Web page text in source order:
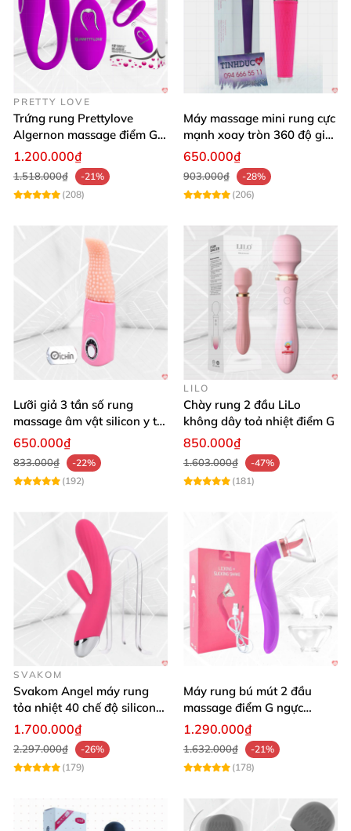
PRETTY LOVE
Trứng rung Prettylove
Algernon massage điểm G
12 chế độ
1.200.000₫
1.518.000₫
-21%
(208)
Máy massage mini rung cực
mạnh xoay tròn 360 độ giá
rẻ chất lượng
650.000₫
903.000₫
-28%
(206)
Lưỡi giả 3 tần số rung
massage âm vật silicon y tế
an toàn
650.000₫
833.000₫
-22%
(192)
LILO
Chày rung 2 đầu LiLo
không dây toả nhiệt điểm G
850.000₫
1.603.000₫
-47%
(181)
SVAKOM
Svakom Angel máy rung
tỏa nhiệt 40 chế độ silicon
mềm mịn
1.700.000₫
2.297.000₫
-26%
(179)
Máy rung bú mút 2 đầu
massage điểm G ngực
silicon y tế mềm mại
1.290.000₫
1.632.000₫
-21%
(178)